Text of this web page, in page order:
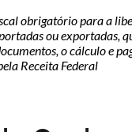
obrigatório para a
ou exportadas,
o cálculo e
Receita Federal